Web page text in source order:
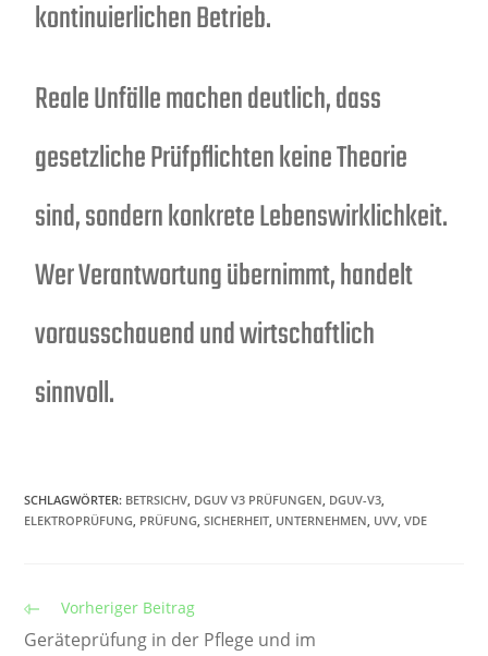
kontinuierlichen Betrieb.
Reale Unfälle machen deutlich, dass
gesetzliche Prüfpflichten keine Theorie
sind, sondern konkrete Lebenswirklichkeit.
Wer Verantwortung übernimmt, handelt
vorausschauend und wirtschaftlich
sinnvoll.
SCHLAGWÖRTER: BETRSICHV DGUV V3 PRÜFUNGEN DGUV-V3
ELEKTROPRÜFUNG PRÜFUNG SICHERHEIT UNTERNEHMEN UVV VDE
Vorheriger Beitrag
Geräteprüfung in der Pflege und im